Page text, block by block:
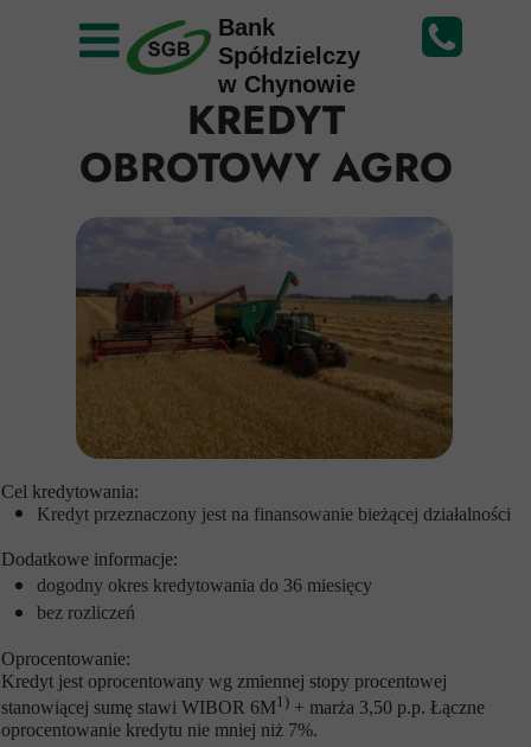
Bank
Spółdzielczy
w Chynowie
Cel kredytowania:
Kredyt przeznaczony jest na finansowanie bieżącej działalności
Dodatkowe informacje:
dogodny okres kredytowania do 36 miesięcy
bez rozliczeń
Oprocentowanie:
Kredyt jest oprocentowany wg zmiennej stopy procentowej
stanowiącej sumę stawi WIBOR 6M1) + marża 3,50 p.p. Łączne
oprocentowanie kredytu nie mniej niż 7%.
KREDYT
OBROTOWY AGRO